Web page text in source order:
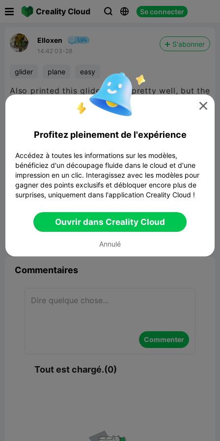
Creality Cloud   Se connecter
Elloxen
14:42 03-28
S'abonner
glider plane easy
Also printed this glider plane pretty well, but the
wings or a little thick so it is not the best but I
2
Commentaires
Commenter
Tout est chargé.(0)

Profitez pleinement de l'expérience
Accédez à toutes les informations sur les modèles,
bénéficiez d'un découpage fluide dans le cloud et d'une
impression en un clic. Interagissez avec les modèles pour
gagner des points exclusifs et débloquer encore plus de
surprises, uniquement dans l'application Creality Cloud !
Ouvrir dans Creality Cloud
Annulé